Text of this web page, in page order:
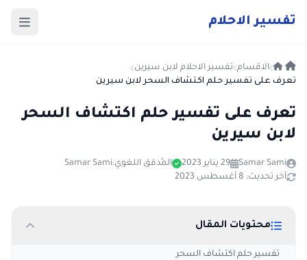
تفسير الاحلام
الاقسام تفسير الاحلام لابن سيرين
تعرف على تفسير حلم اكتشاف السحر لابن سيرين
تعرف على تفسير حلم اكتشاف السحر
لابن سيرين
Samar Sami 29 يناير 2023 المُدقق اللغوي:Samar Sami
آخر تحديث: 8 أغسطس 2023
محتويات المقال
تفسير حلم اكتشاف السحر